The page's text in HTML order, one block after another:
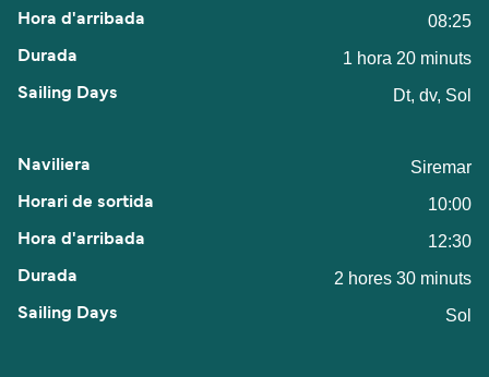
08:25
1 hora 20 minuts
Dt, dv, Sol
Siremar
10:00
12:30
2 hores 30 minuts
Sol